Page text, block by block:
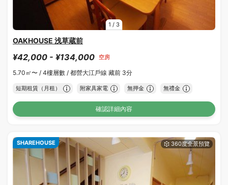
1 / 3
OAKHOUSE 浅草蔵前
¥42,000 - ¥134,000 空房
5.70㎡〜 / 4樓層數 / 都營大江戶線 藏前 3分
短期租賃（月租） 附家具家電 無押金 無禮金
確認詳細內容
SHAREHOUSE